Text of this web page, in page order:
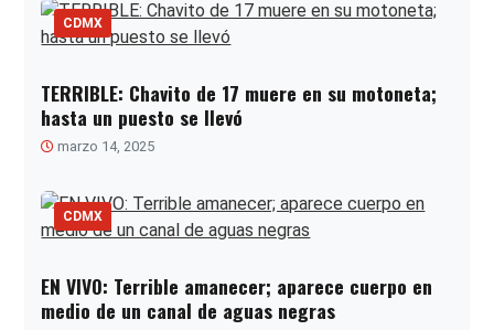
CDMX
TERRIBLE: Chavito de 17 muere en su motoneta;
hasta un puesto se llevó
marzo 14, 2025
CDMX
EN VIVO: Terrible amanecer; aparece cuerpo en
medio de un canal de aguas negras